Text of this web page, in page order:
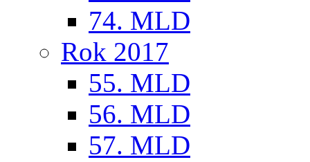
74. MLD
Rok 2017
55. MLD
56. MLD
57. MLD